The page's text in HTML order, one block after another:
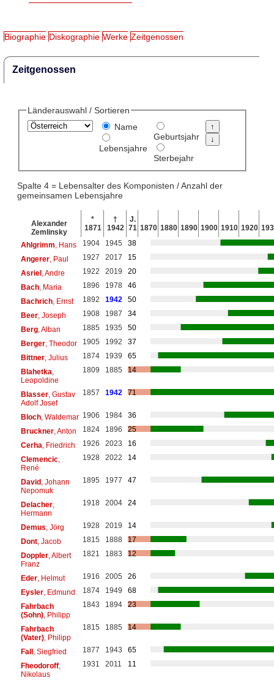
Biographie Diskographie Werke Zeitgenossen
Zeitgenossen
Länderauswahl / Sortieren
Name
Lebensjahre
Geburtsjahr
Sterbejahr
Spalte 4 = Lebensalter des Komponisten / Anzahl der
gemeinsamen Lebensjahre
Alexander
Zemlinsky
*
1871
†
1942
J.
71 1870 1880 1890 1900 1910 1920
Ahlgrimm , Hans 1904 1945
38
Angerer, Paul 1927 2017
15
Asriel, Andre 1922 2019
20
Bach, Maria 1896 1978
46
Bachrich, Ernst 1892 1942
50
Beer, Joseph 1908 1987
34
Berg, Alban 1885 1935
50
Berger, Theodor 1905 1992
37
Bittner, Julius 1874 1939
65
Blahetka
Leopoldine
1809 1885 14
Blasser, Gustav
Adolf Josef
1857 1942 71
Bloch, Waldemar 1906 1984
36
Bruckner, Anton 1824 1896
25
Cerha , Friedrich 1926 2023
16
Clemencic,
René
1928 2022 14
David, Johann
Nepomuk
1895 1977 47
Delacher,
Hermann
1918 2004 24
Demus , Jörg 1928 2019
14
Dont, Jacob 1815 1888
17
Doppler, Albert
Franz
1821 1883 12
Eder, Helmut 1916 2005
26
Eysler, Edmund 1874 1949
68
Fahrbach
(Sohn), Philipp
1843 1894 23
Fahrbach
(Vater), Philipp
1815 1885 14
Fall, Siegfried 1877 1943
65
Fheodoroff,
Nikolaus
1931 2011 11